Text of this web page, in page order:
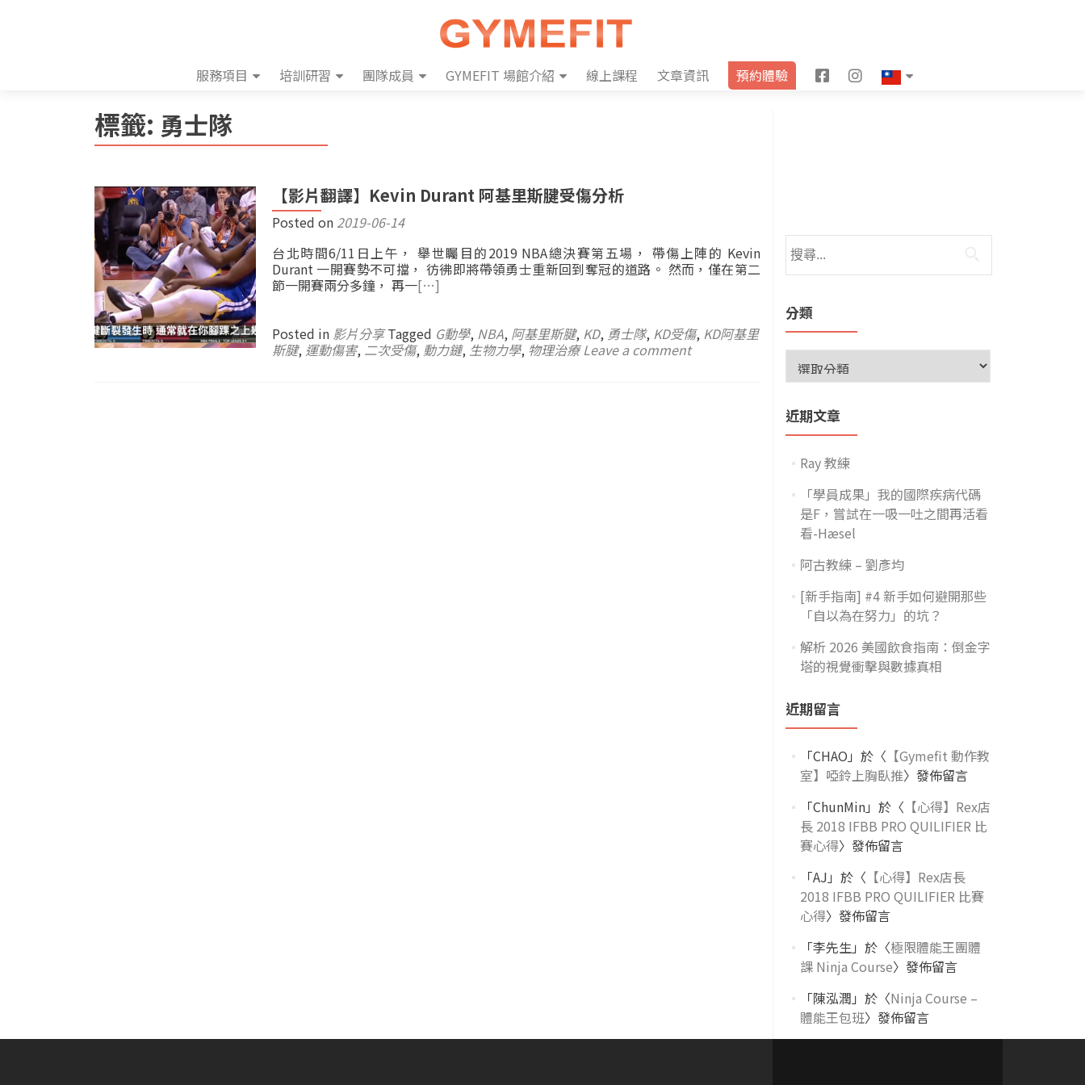
服務項目 培訓研習 團隊成員 GYMEFIT 場館介紹 線上課程 文章資訊 預約體驗
F
k
I
a
標籤: 勇士隊
【影片翻譯】Kevin Durant 阿基里斯腱受傷分析
Posted on 2019-06-14
台北時間6/11日上午， 舉世矚目的2019 NBA總決賽第五場， 帶傷上陣的 Kevin
Durant 一開賽勢不可擋， 彷彿即將帶領勇士重新回到奪冠的道路。 然而，僅在第二
節一開賽兩分多鐘， 再一[…]
Posted in 影片分享 Tagged G動學, NBA, 阿基里斯腱, KD, 勇士隊, KD受傷, KD阿基里
斯腱, 運動傷害, 二次受傷, 動力鏈, 生物力學, 物理治療 Leave a comment
分類
近期文章
Ray 教練
「學員成果」我的國際疾病代碼
是F，嘗試在一吸一吐之間再活看
看-Hæsel
阿古教練 – 劉彥均
[新手指南] #4 新手如何避開那些
「自以為在努力」的坑？
解析 2026 美國飲食指南：倒金字
塔的視覺衝擊與數據真相
近期留言
「CHAO 」於〈 【Gymefit 動作教
室】啞鈴上胸臥推〉發佈留言
「ChunMin」於〈 【心得】Rex店
長 2018 IFBB PRO QUILIFIER 比
賽心得〉發佈留言
「AJ 」於〈 【心得】Rex店長
2018 IFBB PRO QUILIFIER 比賽
心得〉發佈留言
「李先生」於〈極限體能王團體
課 Ninja Course〉發佈留言
「陳泓潤 」於〈Ninja Course –
體能王包班〉發佈留言